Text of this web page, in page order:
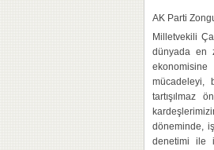
AK Parti
Milletvekili
dünyada en
ekonomisine
mücadeleyi,
tartışılmaz
döneminde,
denetimi ile